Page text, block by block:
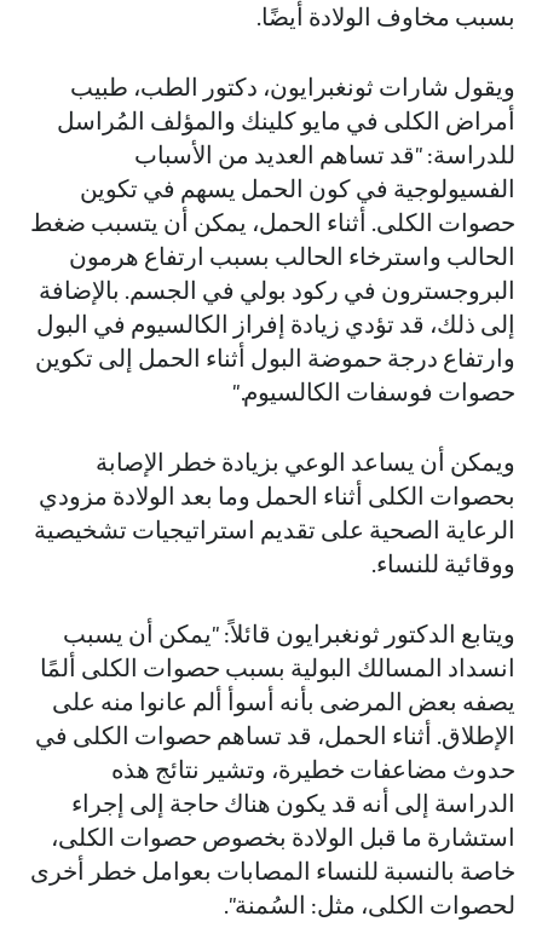
بسبب مخاوف الولادة أيضًا.
ويقول شارات ثونغبرايون، دكتور الطب، طبيب
أمراض الكلى في مايو كلينك والمؤلف المُراسل
للدراسة: "قد تساهم العديد من الأسباب
الفسيولوجية في كون الحمل يسهم في تكوين
حصوات الكلى. أثناء الحمل، يمكن أن يتسبب ضغط
الحالب واسترخاء الحالب بسبب ارتفاع هرمون
البروجسترون في ركود بولي في الجسم. بالإضافة
إلى ذلك، قد تؤدي زيادة إفراز الكالسيوم في البول
وارتفاع درجة حموضة البول أثناء الحمل إلى تكوين
حصوات فوسفات الكالسيوم."
ويمكن أن يساعد الوعي بزيادة خطر الإصابة
بحصوات الكلى أثناء الحمل وما بعد الولادة مزودي
الرعاية الصحية على تقديم استراتيجيات تشخيصية
ووقائية للنساء.
ويتابع الدكتور ثونغبرايون قائلاً: "يمكن أن يسبب
انسداد المسالك البولية بسبب حصوات الكلى ألمًا
يصفه بعض المرضى بأنه أسوأ ألم عانوا منه على
الإطلاق. أثناء الحمل، قد تساهم حصوات الكلى في
حدوث مضاعفات خطيرة، وتشير نتائج هذه
الدراسة إلى أنه قد يكون هناك حاجة إلى إجراء
استشارة ما قبل الولادة بخصوص حصوات الكلى،
خاصة بالنسبة للنساء المصابات بعوامل خطر أخرى
لحصوات الكلى، مثل: السُمنة".